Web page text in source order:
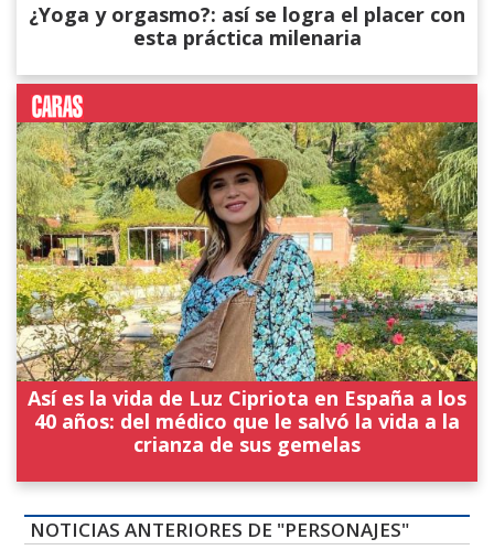
¿Yoga y orgasmo?: así se logra el placer con
esta práctica milenaria
Así es la vida de Luz Cipriota en España a los
40 años: del médico que le salvó la vida a la
crianza de sus gemelas
NOTICIAS ANTERIORES DE "PERSONAJES"